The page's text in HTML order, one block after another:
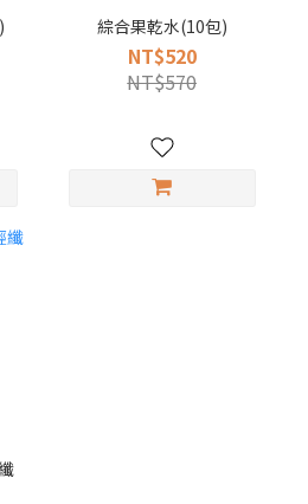
綜合果乾水(10包)
NT$520
NT$570